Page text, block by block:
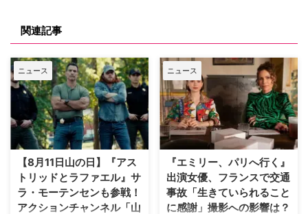
関連記事
ニュース
【8月11日山の日】『アス
トリッドとラファエル』サ
ラ・モーテンセンも参戦！
アクションチャンネル「山
ニュース
『エミリー、パリへ行く』
出演女優、フランスで交通
事故「生きていられること
に感謝」撮影への影響は？